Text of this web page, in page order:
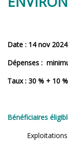
Date : 14 nov
Dépenses :
Taux : 30 % + 10
Bénéficiaires